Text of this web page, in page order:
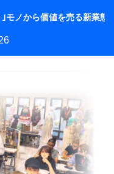
モノから価値を売る新業態